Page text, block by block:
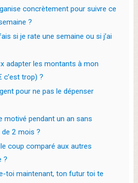
concrètement pour suivre ce
?
si je rate une semaine ou si j’ai
adapter les montants à mon
c’est trop) ?
pour ne pas le dépenser
motivé pendant un an sans
de 2 mois ?
coup comparé aux autres
?
toi maintenant, ton futur toi te